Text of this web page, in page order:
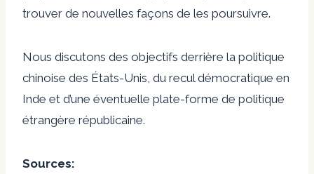
trouver de nouvelles façons de les poursuivre.
Nous discutons des objectifs derrière la politique
chinoise des États-Unis, du recul démocratique en
Inde et d’une éventuelle plate-forme de politique
étrangère républicaine.
Sources: